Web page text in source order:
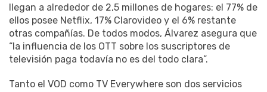
llegan a alrededor de 2,5 millones de hogares: el 77% de
ellos posee Netflix, 17% Clarovideo y el 6% restante
otras compañías. De todos modos, Álvarez asegura que
“la influencia de los OTT sobre los suscriptores de
televisión paga todavía no es del todo clara”.
Tanto el VOD como TV Everywhere son dos servicios